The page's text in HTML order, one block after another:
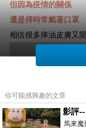
但因為疫情的關係
還是得時常戴著口罩
相信很多捧油皮膚又
你可能感興趣的文章
馬來